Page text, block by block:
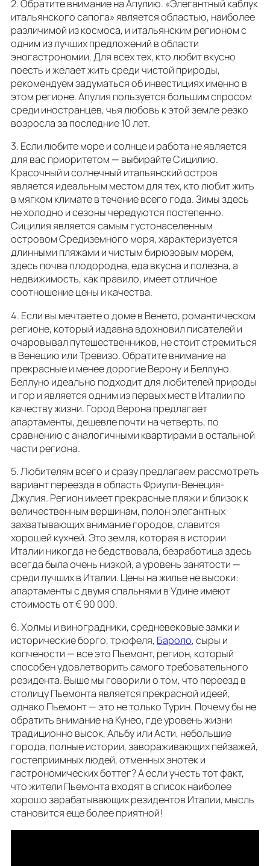
2. Обратите внимание на Апулию. «Элегантный каблук
итальянского сапога» является областью, наиболее
различимой из космоса, и итальянским регионом с
одним из лучших предложений в области
эногастрономии. Для всех тех, кто любит вкусно
поесть и желает жить среди чистой природы,
рекомендуем задуматься об инвестициях именно в
этом регионе. Апулия пользуется большим спросом
среди иностранцев, чья любовь к этой земле резко
возросла за последние 10 лет.
3. Если любите море и солнце и работа не является
для вас приоритетом — выбирайте Сицилию.
Красочный и солнечный итальянский остров
является идеальным местом для тех, кто любит жить
в мягком климате в течение всего года. Зимы здесь
не холодно и сезоны чередуются постепенно.
Сицилия является самым густонаселенным
островом Средиземного моря, характеризуется
длинными пляжами и чистым бирюзовым морем,
здесь почва плодородна, еда вкусна и полезна, а
недвижимость, как правило, имеет отличное
соотношение цены и качества.
4. Если вы мечтаете о доме в Венето, романтическом
регионе, который издавна вдохновил писателей и
очаровывал путешественников, не стоит стремиться
в Венецию или Тревизо. Обратите внимание на
прекрасные и менее дорогие Верону и Беллуно.
Беллуно идеально подходит для любителей природы
и гор и является одним из первых мест в Италии по
качеству жизни. Город Верона предлагает
апартаменты, дешевле почти на четверть, по
сравнению с аналогичными квартирами в остальной
части региона.
5. Любителям всего и сразу предлагаем рассмотреть
вариант переезда в область Фриули-Венеция-
Джулия. Регион имеет прекрасные пляжи и близок к
величественным вершинам, полон элегантных
захватывающих внимание городов, славится
хорошей кухней. Это земля, которая в истории
Италии никогда не бедствовала, безработица здесь
всегда была очень низкой, а уровень занятости —
среди лучших в Италии. Цены на жилье не высоки:
апартаменты с двумя спальнями в Удине имеют
стоимость от € 90 000.
6. Холмы и виноградники, средневековые замки и
исторические борго, трюфеля, Бароло, сыры и
копчености — все это Пьемонт, регион, который
способен удовлетворить самого требовательного
резидента. Выше мы говорили о том, что переезд в
столицу Пьемонта является прекрасной идеей,
однако Пьемонт — это не только Турин. Почему бы не
обратить внимание на Кунео, где уровень жизни
традиционно высок, Альбу или Асти, небольшие
города, полные истории, завораживающих пейзажей,
гостеприимных людей, отменных энотек и
гастрономических боттег? А если учесть тот факт,
что жители Пьемонта входят в список наиболее
хорошо зарабатывающих резидентов Италии, мысль
становится еще более приятной!